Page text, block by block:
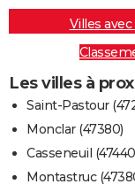
Villes
Les villes à
Saint-Pastour
Monclar (47380)
Casseneuil
Montastruc